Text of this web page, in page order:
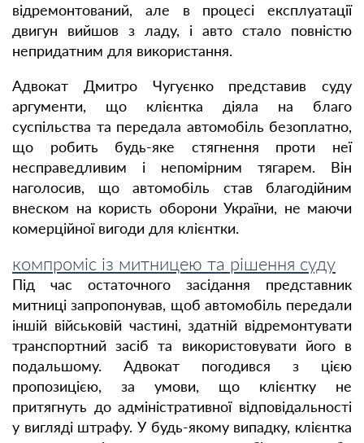
відремонтований, але в процесі експлуатації
двигун вийшов з ладу, і авто стало повністю
непридатним для використання.
Адвокат Дмитро Чугуєнко представив суду
аргументи, що клієнтка діяла на благо
суспільства та передала автомобіль безоплатно,
що робить будь-яке стягнення проти неї
несправедливим і непомірним тягарем. Він
наголосив, що автомобіль став благодійним
внеском на користь оборони України, не маючи
комерційної вигоди для клієнтки.
компроміс із митницею та рішення суду
Під час остаточного засідання представник
митниці запропонував, щоб автомобіль передали
іншій військовій частині, здатній відремонтувати
транспортний засіб та використовувати його в
подальшому. Адвокат погодився з цією
пропозицією, за умови, що клієнтку не
притягнуть до адміністративної відповідальності
у вигляді штрафу. У будь-якому випадку, клієнтка